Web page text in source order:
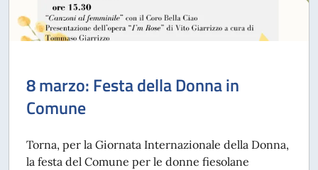
8 marzo: Festa della Donna in
Comune
Torna, per la Giornata Internazionale della Donna,
la festa del Comune per le donne fiesolane